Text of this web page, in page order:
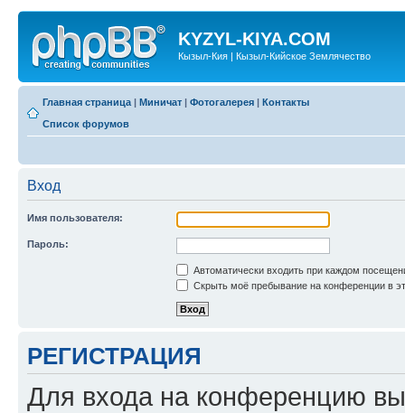
KYZYL-KIYA.COM
Кызыл-Кия | Кызыл-Кийское Землячество
Главная страница | Миничат | Фотогалерея | Контакты
Список форумов
Вход
Имя пользователя:
Пароль:
Автоматически входить при каждом
Скрыть моё пребывание на конференции в
РЕГИСТРАЦИЯ
Для входа на конференцию